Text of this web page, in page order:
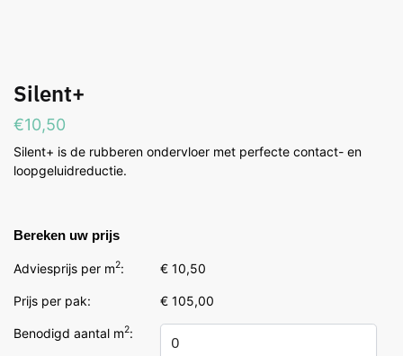
Silent+
€10,50
Silent+ is de rubberen ondervloer met perfecte contact- en
loopgeluidreductie.
Bereken uw prijs
Adviesprijs per m2: € 10,50
Prijs per pak: € 105,00
Benodigd aantal m2: